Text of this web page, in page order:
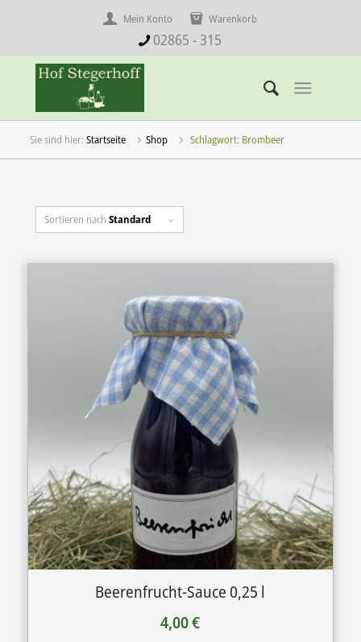
Mein Konto Warenkorb
02865 - 315
Startseite Shop Schlagwort: Brombeer
Sortieren nach Standard
Beerenfrucht-Sauce 0,25 l
4,00€